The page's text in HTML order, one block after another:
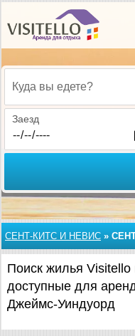
Куда вы едете?
Заезд
СЕНТ-КИТС И НЕВИС »
Поиск жилья Visitello
доступные для
Джеймс-Уиндуорд